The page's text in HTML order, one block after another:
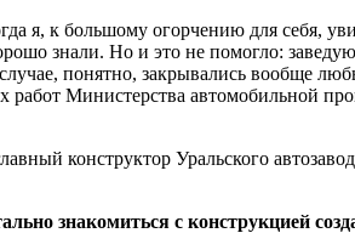
я, к большому огорчению для себя,
знали. Но и это не помогло:
понятно, закрывались вообще
работ Министерства автомобильной
знакомиться с конструкцией